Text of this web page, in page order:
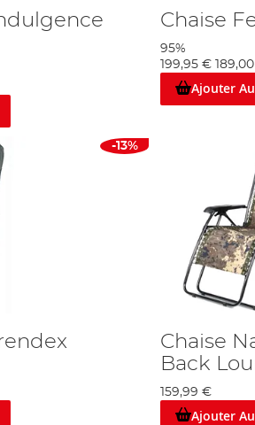
Chaise
95%
199,95 €
Ajouter
-13%
Chaise
Back
159,99 €
Ajouter